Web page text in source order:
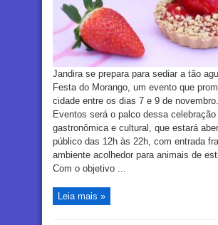
Jandira se prepara para sediar a tão
Festa do Morango, um evento que
cidade entre os dias 7 e 9 de
Eventos será o palco dessa celebração
gastronômica e cultural, que estará
público das 12h às 22h, com entrada
ambiente acolhedor para animais de
Com o objetivo ...
Leia mais »